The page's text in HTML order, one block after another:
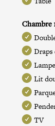
Chambre
Draps
Lit
TV